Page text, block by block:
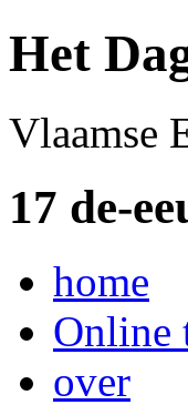
Het
Vlaamse
17 de-
home
Online
over